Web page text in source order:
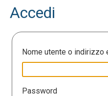
Accedi
Nome utente o indirizzo
Password